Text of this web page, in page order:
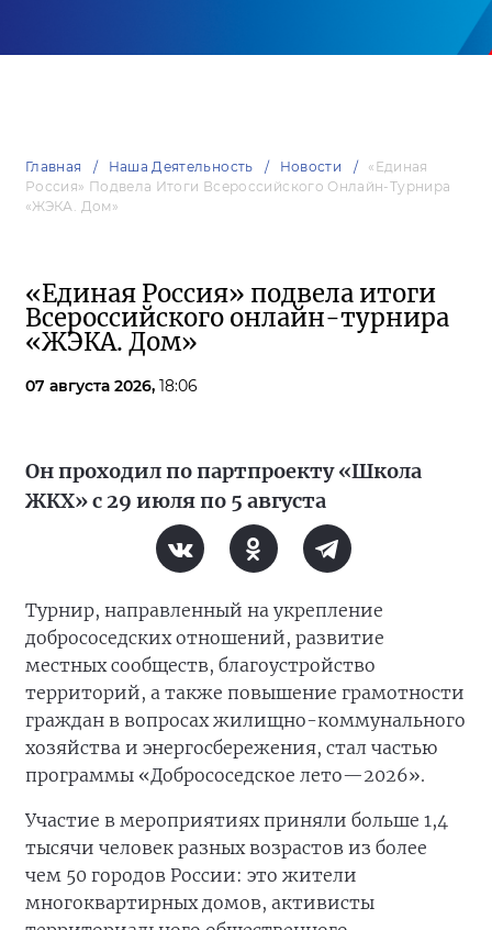
Главная Наша Деятельность Новости
«Единая
Россия» Подвела Итоги Всероссийского Онлайн-Турнира
«ЖЭКА. Дом»
«Единая Россия» подвела итоги
Всероссийского онлайн-турнира
«ЖЭКА. Дом»
07 августа 2026, 18:06
Он проходил по партпроекту «Школа
ЖКХ» с 29 июля по 5 августа
Турнир, направленный на укрепление
добрососедских отношений, развитие
местных сообществ, благоустройство
территорий, а также повышение грамотности
граждан в вопросах жилищно-коммунального
хозяйства и энергосбережения, стал частью
программы «Добрососедское лето—2026».
Участие в мероприятиях приняли больше 1,4
тысячи человек разных возрастов из более
чем 50 городов России: это жители
многоквартирных домов, активисты